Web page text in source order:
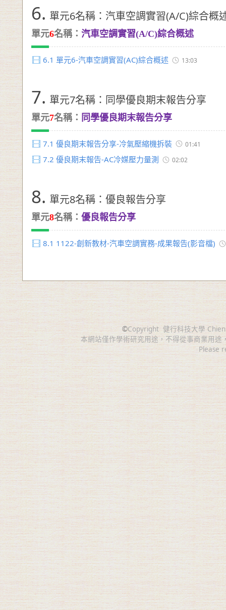
6. 單元6名稱：汽車空調實習(A/C)綜合概
單元6名稱： 汽車空調實習(A/C)綜合概述
6.1 單元6-汽車空調實習(AC)綜合概述 13:03
7. 單元7名稱：同學優良期末報告分享
單元7名稱： 同學優良期末報告分享
7.1 優良期末報告分享-冷氣壓縮機拆裝 01:41
7.2 優良期末報告-AC冷媒壓力量測 02:02
8. 單元8名稱：優良報告分享
單元8名稱： 優良報告分享
8.1 1122-創新教材-汽車空調實務-成果報告(影音檔)
©Copyright 健行科技大學
本網站僅作學術研究用途，不得從事商業用
Please